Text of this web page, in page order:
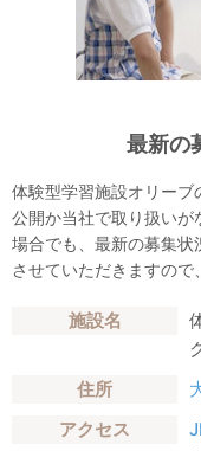
最新の
体験型学習施設オリー
公開か当社で取り扱いが
場合でも、最新の募集状
させていただきますので
施設名
住所
アクセス